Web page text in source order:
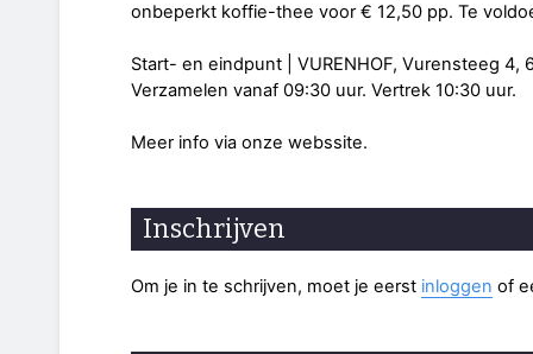
onbeperkt koffie-thee voor € 12,50 pp. Te
Start- en eindpunt | VURENHOF, Vurensteeg 4,
Verzamelen vanaf 09:30 uur. Vertrek 10:30 uur.
Meer info via onze webssite.
Inschrijven
Om je in te schrijven, moet je eerst inloggen of